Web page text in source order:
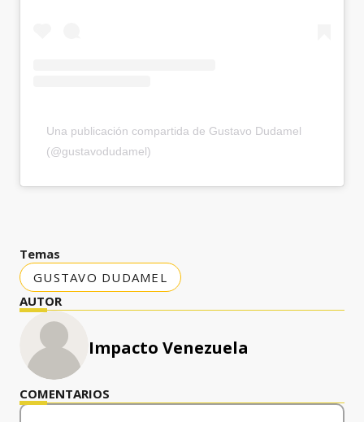
Una publicación compartida de Gustavo Dudamel
(@gustavodudamel)
Temas
GUSTAVO DUDAMEL
AUTOR
Impacto Venezuela
COMENTARIOS